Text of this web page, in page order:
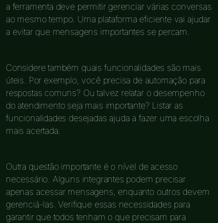
a ferramenta deve permitir gerenciar várias conversas
ao mesmo tempo. Uma plataforma eficiente vai ajudar
a evitar que mensagens importantes se percam.
Considere também quais funcionalidades são mais
úteis. Por exemplo, você precisa de automação para
respostas comuns? Ou talvez relatar o desempenho
do atendimento seja mais importante? Listar as
funcionalidades desejadas ajuda a fazer uma escolha
mais acertada.
Outra questão importante é o nível de acesso
necessário. Alguns integrantes podem precisar
apenas acessar mensagens, enquanto outros devem
gerenciá-las. Verifique essas necessidades para
garantir que todos tenham o que precisam para